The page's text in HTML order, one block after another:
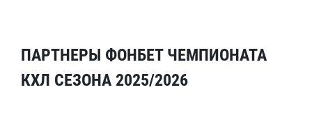
ПАРТНЕРЫ ФОНБЕТ ЧЕМПИОНАТА
КХЛ СЕЗОНА 2025/2026